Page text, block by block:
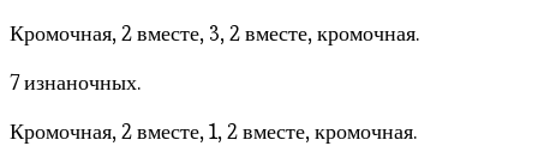
Кромочная, 2 вместе, 3, 2 вместе, кромочная.
7 изнаночных.
Кромочная, 2 вместе, 1, 2 вместе, кромочная.